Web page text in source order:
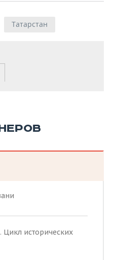
Татарстан
исторических